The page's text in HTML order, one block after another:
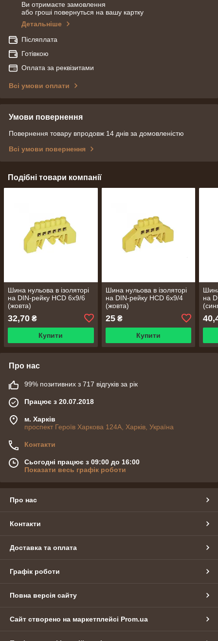
Ви отримаєте замовлення
або гроші повернуться на вашу картку
Детальніше
Післяплата
Готівкою
Оплата за реквізитами
Всі умови оплати
Умови повернення
Повернення товару впродовж 14 днів за домовленістю
Всі умови повернення
Подібні товари компанії
Шина нульова в ізоляторі
на DIN-рейку HCD 6х9/6
(жовта)
32,70 ₴
Купити
Шина нульова в ізоляторі
на DIN-рейку HCD 6х9/4
(жовта)
25₴
Купити
на
Про нас
99% позитивних з 717 відгуків за рік
Працює з 20.07.2018
м. Харків
проспект Героїв Харкова 124А, Харків, Україна
Контакти
Сьогодні працює з 09:00 до 16:00
Показати весь графік роботи
Про нас
Контакти
Доставка та оплата
Графік роботи
Повна версія сайту
Сайт створено на маркетплейсі Prom.ua